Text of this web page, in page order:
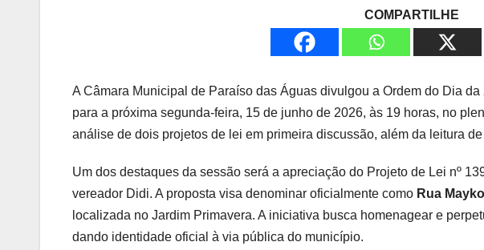
COMPARTILHE
A Câmara Municipal de Paraíso das Águas divulgou a Ordem do Dia
para a próxima segunda-feira, 15 de junho de 2026, às 19 horas, no
análise de dois projetos de lei em primeira discussão, além da leitura
Um dos destaques da sessão será a apreciação do Projeto de Lei nº
vereador Didi. A proposta visa denominar oficialmente como Rua
localizada no Jardim Primavera. A iniciativa busca homenagear e
dando identidade oficial à via pública do município.